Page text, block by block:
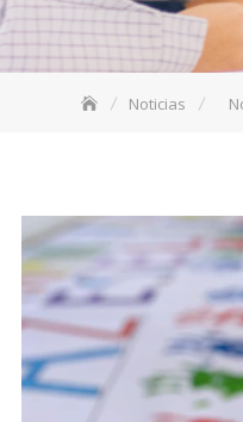
Noticias